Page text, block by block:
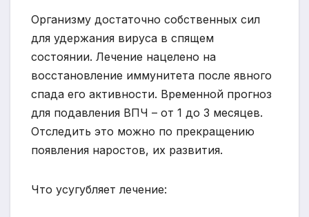
Организму достаточно собственных сил
для удержания вируса в спящем
состоянии. Лечение нацелено на
восстановление иммунитета после явного
спада его активности. Временной прогноз
для подавления ВПЧ – от 1 до 3 месяцев.
Отследить это можно по прекращению
появления наростов, их развития.
Что усугубляет лечение: